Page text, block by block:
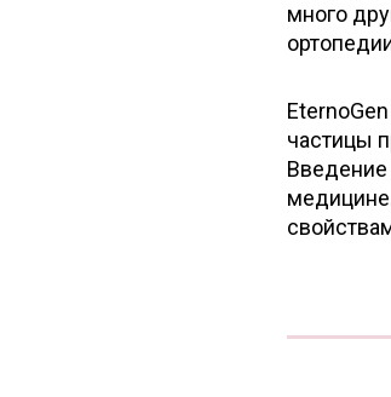
много
частицы
Введение